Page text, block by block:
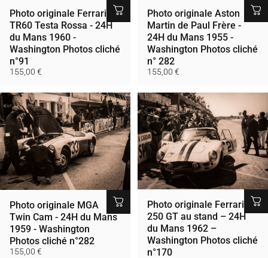
Photo originale Ferrari
TR60 Testa Rossa - 24H
du Mans 1960 -
Washington Photos cliché
n°91
155,00 €
Photo originale Aston
Martin de Paul Frère -
24H du Mans 1955 -
Washington Photos cliché
n° 282
155,00 €
Photo originale MGA
Twin Cam - 24H du Mans
1959 - Washington
Photos cliché n°282
155,00 €
Photo originale Ferrari
250 GT au stand – 24H
du Mans 1962 –
Washington Photos cliché
n°170